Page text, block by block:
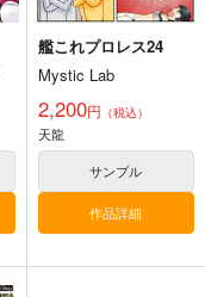
艦これプロレス24
Mystic Lab
2,200円 （税込）
天龍
サンプル
作品詳細